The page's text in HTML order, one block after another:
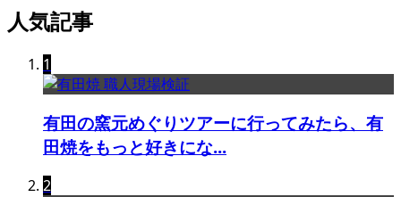
人気記事
1
有田の窯元めぐりツアーに行ってみたら、有
田焼をもっと好きにな...
2